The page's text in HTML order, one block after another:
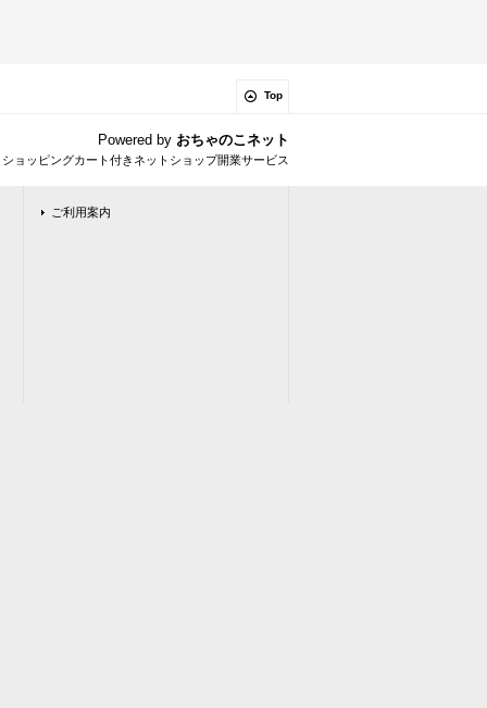
Top
Powered by おちゃのこネット
ョッピングカート付きネットショップ開業サービス
ご利用案内